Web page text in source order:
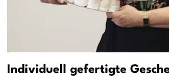
Individuell gefertigte